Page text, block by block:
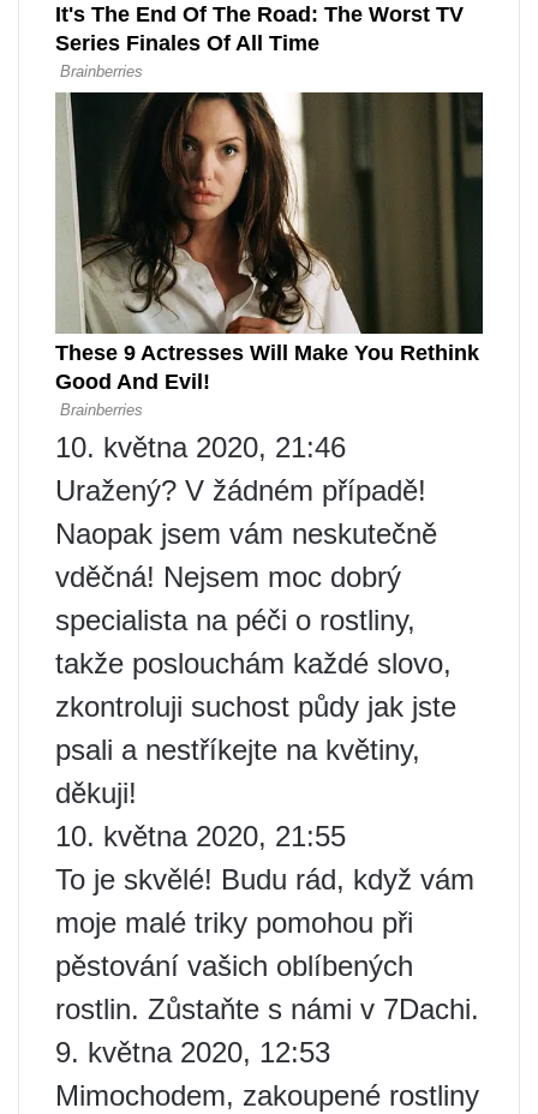
10. května 2020, 21:46
Uražený? V žádném případě!
Naopak jsem vám neskutečně
vděčná! Nejsem moc dobrý
specialista na péči o rostliny,
takže poslouchám každé slovo,
zkontroluji suchost půdy jak jste
psali a nestříkejte na květiny,
děkuji!
10. května 2020, 21:55
To je skvělé! Budu rád, když vám
moje malé triky pomohou při
pěstování vašich oblíbených
rostlin. Zůstaňte s námi v 7Dachi.
9. května 2020, 12:53
Mimochodem, zakoupené rostliny